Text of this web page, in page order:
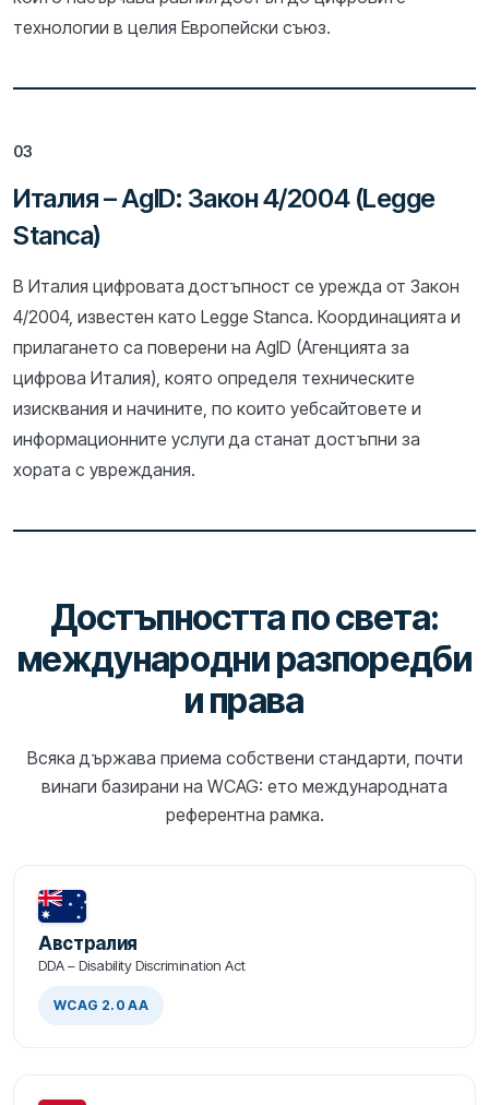
технологии в целия Европейски съюз.
03
Италия – AgID: Закон 4/2004 (Legge
Stanca)
В Италия цифровата достъпност се урежда от Закон
4/2004, известен като Legge Stanca. Координацията и
прилагането са поверени на AgID (Агенцията за
цифрова Италия), която определя техническите
изисквания и начините, по които уебсайтовете и
информационните услуги да станат достъпни за
хората с увреждания.
Достъпността по света:
международни разпоредби
и права
Всяка държава приема собствени стандарти, почти
винаги базирани на WCAG: ето международната
референтна рамка.
Австралия
DDA – Disability Discrimination Act
WCAG 2.0 AA